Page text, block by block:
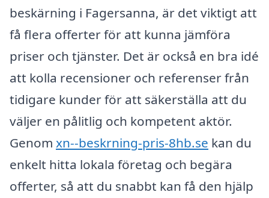
beskärning i Fagersanna, är det viktigt att
få flera offerter för att kunna jämföra
priser och tjänster. Det är också en bra idé
att kolla recensioner och referenser från
tidigare kunder för att säkerställa att du
väljer en pålitlig och kompetent aktör.
Genom xn--beskrning-pris-8hb.se kan du
enkelt hitta lokala företag och begära
offerter, så att du snabbt kan få den hjälp